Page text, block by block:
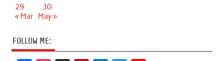
29
30
« Mar May »
FOLLOW ME: